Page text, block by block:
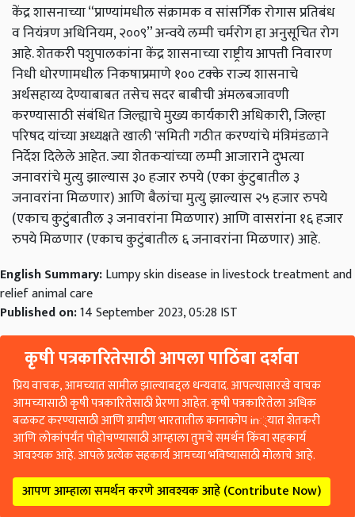
केंद्र शासनाच्या “प्राण्यांमधील संक्रामक व सांसर्गिक रोगास प्रतिबंध
व नियंत्रण अधिनियम, २००९” अन्वये लम्पी चर्मरोग हा अनुसूचित रोग
आहे. शेतकरी पशुपालकांना केंद्र शासनाच्या राष्ट्रीय आपत्ती निवारण
निधी धोरणामधील निकषाप्रमाणे १०० टक्के राज्य शासनाचे
अर्थसहाय्य देण्याबाबत तसेच सदर बाबीची अंमलबजावणी
करण्यासाठी संबंधित जिल्ह्याचे मुख्य कार्यकारी अधिकारी, जिल्हा
परिषद यांच्या अध्यक्षते खाली 'समिती गठीत करण्यांचे मंत्रिमंडळाने
निर्देश दिलेले आहेत. ज्या शेतकऱ्यांच्या लम्पी आजाराने दुभत्या
जनावरांचे मुत्यु झाल्यास ३० हजार रुपये (एका कुंटुबातील ३
जनावरांना मिळणार) आणि बैलांचा मुत्यु झाल्यास २५ हजार रुपये
(एकाच कुटुंबातील ३ जनावरांना मिळणार) आणि वासरांना १६ हजार
रुपये मिळणार (एकाच कुटुंबातील ६ जनावरांना मिळणार) आहे.
English Summary:Lumpy skin disease in livestock treatment and
relief animal care
Published on:14 September 2023, 05:28 IST
कृषी पत्रकारितेसाठी आपला पाठिंबा दर्शवा
प्रिय वाचक, आमच्यात सामील झाल्याबद्दल धन्यवाद. आपल्यासारखे वाचक
आमच्यासाठी कृषी पत्रकारितेसाठी प्रेरणा आहेत. कृषी पत्रकारितेला अधिक
बळकट करण्यासाठी आणि ग्रामीण भारतातील कानाकोप in्यात शेतकरी
आणि लोकांपर्यंत पोहोचण्यासाठी आम्हाला तुमचे समर्थन किंवा सहकार्य
आवश्यक आहे. आपले प्रत्येक सहकार्य आमच्या भविष्यासाठी मोलाचे आहे.
आपण आम्हाला समर्थन करणे आवश्यक आहे (Contribute Now)